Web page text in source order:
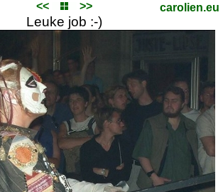
<< >> carolien.eu
Leuke job :-)